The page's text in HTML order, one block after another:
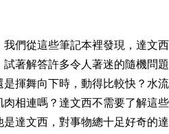
們從這些筆記本裡發現，達文
著解答許多令人著迷的隨機問
揮舞向下時，動得比較快？水
相連嗎？達文西不需要了解這
達文西，對事物總十足好奇的